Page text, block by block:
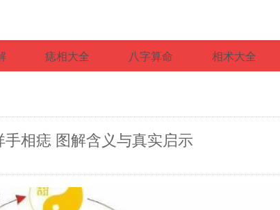
痣相大全 八字算命 相术大全
相痣 图解含义与真实启示